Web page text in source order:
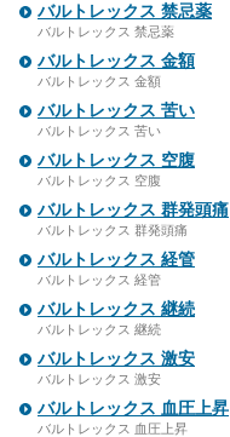
バルトレックス 禁忌薬
バルトレックス 禁忌薬
バルトレックス 金額
バルトレックス 金額
バルトレックス 苦い
バルトレックス 苦い
バルトレックス 空腹
バルトレックス 空腹
バルトレックス 群発頭痛
バルトレックス 群発頭痛
バルトレックス 経管
バルトレックス 経管
バルトレックス 継続
バルトレックス 継続
バルトレックス 激安
バルトレックス 激安
バルトレックス 血圧上昇
バルトレックス 血圧上昇